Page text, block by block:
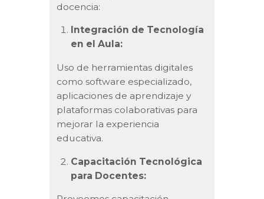
docencia:
Integración de Tecnología
en el Aula:
Uso de herramientas digitales
como software especializado,
aplicaciones de aprendizaje y
plataformas colaborativas para
mejorar la experiencia
educativa.
Capacitación Tecnológica
para Docentes: